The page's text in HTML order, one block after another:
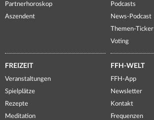
Partnerhoroskop
Aszendent
Podcasts
News-Podcast
Themen-Ticker
Voting
FREIZEIT
Veranstaltungen
Spielplätze
Rezepte
Meditation
FFH-WELT
FFH-App
Newsletter
Kontakt
Frequenzen